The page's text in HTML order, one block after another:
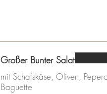
Großer Bunter Salat
mit Schafskäse, Oliven,
Baguette